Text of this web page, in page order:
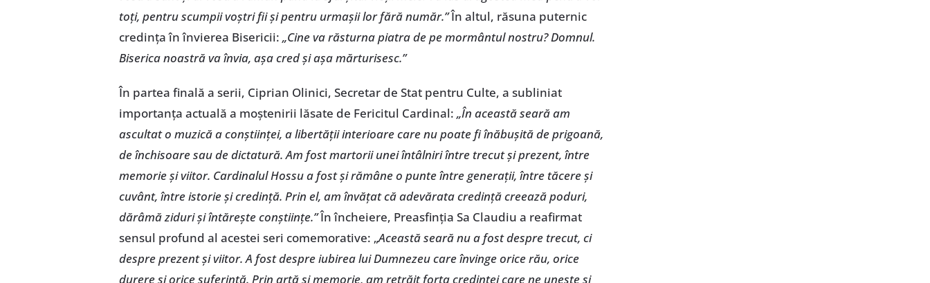
toți, pentru scumpii voștri fii și pentru urmașii lor fără număr.”În altul, răsuna puternic
credința în învierea Bisericii: „Cine va răsturna piatra de pe mormântul nostru? Domnul.
Biserica noastră va învia, așa cred și așa mărturisesc.”
În partea finală a serii, Ciprian Olinici, Secretar de Stat pentru Culte, a subliniat
importanța actuală a moștenirii lăsate de Fericitul Cardinal: „În această seară am
ascultat o muzică a conștiinței, a libertății interioare care nu poate fi înăbușită de prigoană,
de închisoare sau de dictatură. Am fost martorii unei întâlniri între trecut și prezent, între
memorie și viitor. Cardinalul Hossu a fost și rămâne o punte între generații, între tăcere și
cuvânt, între istorie și credință. Prin el, am învățat că adevărata credință creează poduri,
dărâmă ziduri și întărește conștiințe.”În încheiere, Preasfinția Sa Claudiu a reafirmat
sensul profund al acestei seri comemorative: „Această seară nu a fost despre trecut, ci
despre prezent și viitor. A fost despre iubirea lui Dumnezeu care învinge orice rău, orice
durere și orice suferință. Prin artă și memorie, am retrăit forța credinței care ne unește și